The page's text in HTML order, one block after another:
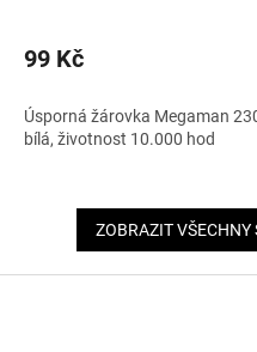
99 Kč
Úsporná žárovka Megaman
bílá, životnost 10.000 hod
ZOBRAZIT VŠECHNY